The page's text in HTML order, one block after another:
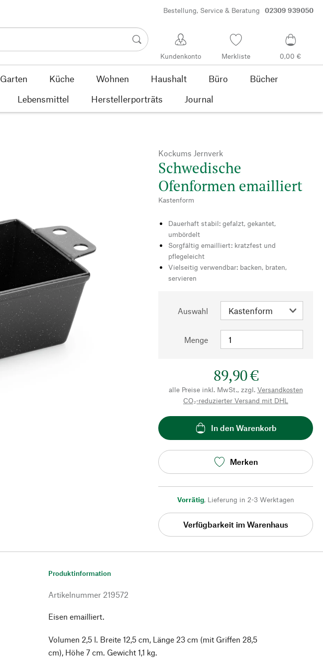
Bestellung, Service & Beratung 02309 939050
Kundenkonto Merkliste 0,00 €
Garten Küche Wohnen Haushalt Büro
Bücher
Lebensmittel Herstellerporträts Journal
Kockums Jernverk
Schwedische
Ofenformen emailliert
Kastenform
Dauerhaft stabil: gefalzt, gekantet,
umbördelt
Sorgfältig emailliert: kratzfest und
pflegeleicht
Vielseitig verwendbar: backen, braten,
servieren
Auswahl
Menge
89,90 €
alle Preise inkl. MwSt., zzgl. Versandkosten
CO₂-reduzierter Versand mit DHL
In den Warenkorb
Merken
Vorrätig, Lieferung in 2-3 Werktagen
Verfügbarkeit im Warenhaus
Produktinformation
Artikelnummer 219572
Eisen emailliert.
Volumen 2,5 l. Breite 12,5 cm, Länge 23 cm (mit Griffen 28,5
cm), Höhe 7 cm. Gewicht 1,1 kg.